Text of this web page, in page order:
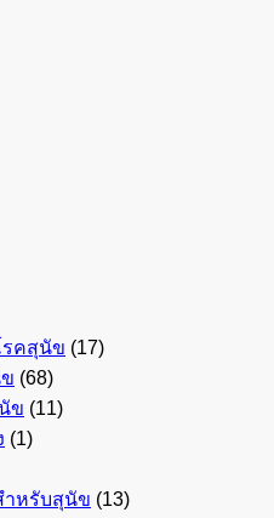
รคสุนัข (17)
(68)
ข (11)
(1)
ำหรับสุนัข (13)